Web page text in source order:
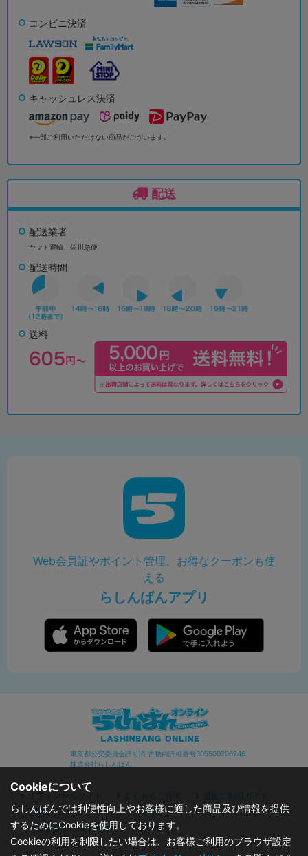
コンビニ決済
キャッシュレス決済
※一部ご利用いただけない商品がございます。
配送
配送業者
ヤマト運輸、佐川急便
配送時間
送料
Web会員証やポイント管理、お得なクーポンも使
える
らしんばんアプリ
東京都公安委員会許可済 古物商許可番号305500206246
株式会社らしんばん
オフィシャルサイト よくあるご質問
通販ご利用ガイド
お問い合わせ
セキュリティポリシー
プライバシーポリシー
特定商取引に関する表記
利用規約
Cookieについて
らしんばんでは利便性向上やお客様に適した商品及び情報を提供
するためにCookieを使用しております。
Cookieの利用を制限したい場合は、お客様ご利用のブラウザ設定